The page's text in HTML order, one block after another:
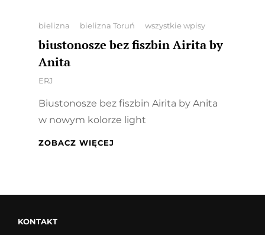
Categories
bielizna bielizna Toruń wszystkie wpisy
biustonosze bez fiszbin Airita by
Anita
By
ERJ
Biustonosze bez fiszbin Airita by Anita
w nowym kolorze light
ZOBACZ WIĘCEJ
KONTAKT